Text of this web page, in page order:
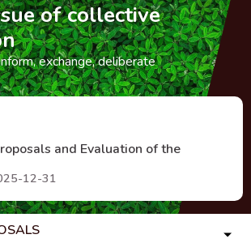
of collective
link)
exchange, deliberate
and Evaluation of the
12-31